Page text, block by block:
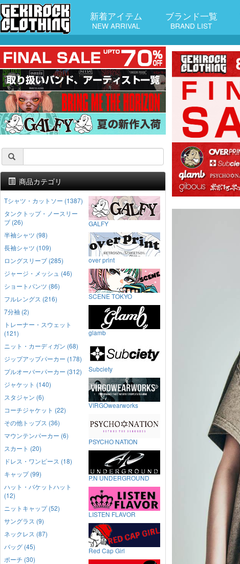
新着アイテム
NEW ARRIVAL
ブランド一覧
BRAND LIST
商品カテゴリ
Tシャツ・カットソー (1387)
タンクトップ・ノースリー
ブ (26)
半袖シャツ (98)
長袖シャツ (109)
ロングスリーブ (285)
ジャージ・メッシュ (46)
ショートパンツ (86)
フルレングス (216)
7分袖 (2)
トレーナー・スウェット
(121)
ニット・カーディガン (68)
ジップアップパーカー (178)
プルオーバーパーカー (312)
ジャケット (140)
スタジャン (6)
コーチジャケット (22)
その他トップス (36)
マウンテンパーカー (6)
スカート (20)
ドレス・ワンピース (18)
キャップ (99)
ハット・バケットハット
(12)
ニットキャップ (52)
サングラス (9)
ネックレス (87)
バッグ (45)
ポーチ (30)
GALFY
over print
SCENE TOKYO
glamb
Subciety
VIRGOwearworks
PSYCHO NATION
P.N UNDERGROUND
LISTEN FLAVOR
Red Cap Girl